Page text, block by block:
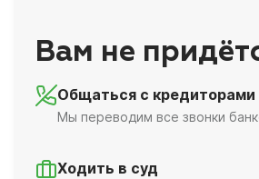
Вам не
Общаться с кредиторами
Мы переводим все звонки
Ходить в суд